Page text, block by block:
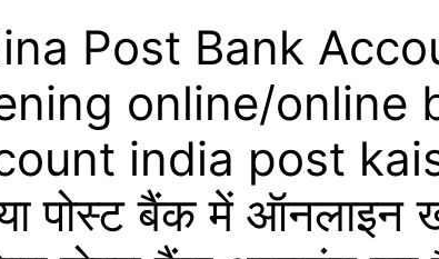
Post Bank
online/online
india post
पोस्ट बैंक में ऑनलाइन